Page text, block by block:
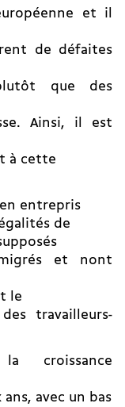
et il
de défaites
que des
Ainsi, il est
à cette
entrepris
de
et nont
le
travailleurs-
croissance
avec un bas